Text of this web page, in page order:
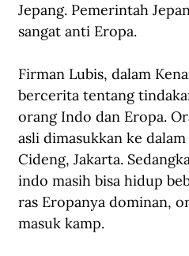
Jepang. Pemerintah
sangat anti Eropa.
Firman Lubis, dalam
bercerita tentang
orang Indo dan Eropa.
asli dimasukkan ke
Cideng, Jakarta.
indo masih bisa hidup
ras Eropanya dominan,
masuk kamp.